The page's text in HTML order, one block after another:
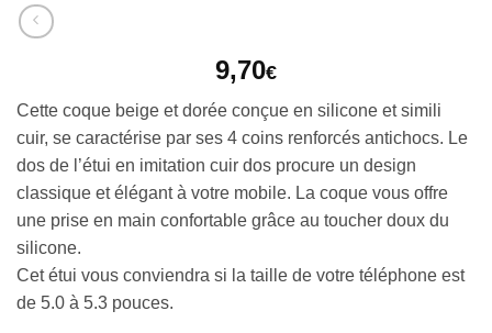
9,70€
Cette coque beige et dorée conçue en silicone et simili
cuir, se caractérise par ses 4 coins renforcés antichocs. Le
dos de l’étui en imitation cuir dos procure un design
classique et élégant à votre mobile. La coque vous offre
une prise en main confortable grâce au toucher doux du
silicone.
Cet étui vous conviendra si la taille de votre téléphone est
de 5.0 à 5.3 pouces.